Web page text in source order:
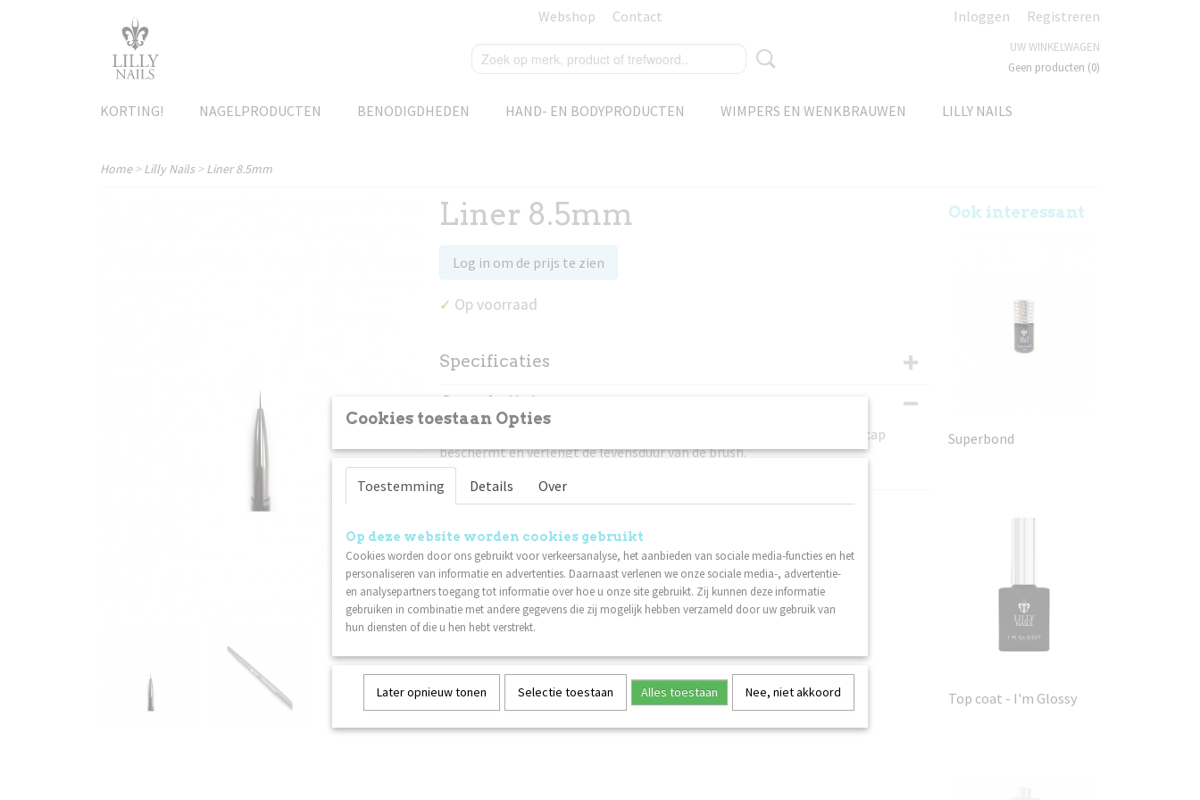
Webshop Contact Inloggen Registreren
UW WINKELWAGEN
Geen producten (0)
KORTING! NAGELPRODUCTEN BENODIGDHEDEN HAND- EN BODYPRODUCTEN WIMPERS EN WENKBRAUWEN LILLY NAILS
Home>Lilly Nails>Liner 8.5mm
Liner 8.5mm
Log in om de prijs te zien
✓ Op voorraad
Specificaties
Productcode
Netto gewicht
Omschrijving
Liner brush helpt je om die hele fijne en dunne lijnen te maken. Smart cap
beschermt en verlengt de levensduur van de brush.
Synthetische brush.
Ook interessant
Superbond
Top coat - I'm Glossy
Cookies toestaan Opties
Toestemming Details Over
Op deze website worden cookies gebruikt
Cookies worden door ons gebruikt voor verkeersanalyse, het aanbieden van sociale media-functies en het
personaliseren van informatie en advertenties. Daarnaast verlenen we onze sociale media-, advertentie-
en analysepartners toegang tot informatie over hoe u onze site gebruikt. Zij kunnen deze informatie
gebruiken in combinatie met andere gegevens die zij mogelijk hebben verzameld door uw gebruik van
hun diensten of die u hen hebt verstrekt.
Later opnieuw tonen Selectie toestaan Alles toestaan Nee, niet akkoord